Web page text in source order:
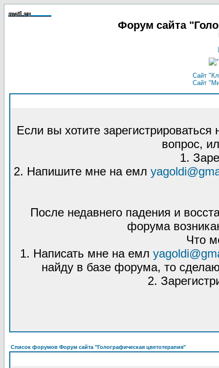
Форум сайта
Сайт
Сайт
Если вы хотите
вопрос,
1.
2. Напишите мне на емл
После недавнего падения и
форума
Что
1. Написать мне на емл
найду в базе форума, то
2.
Список форумов Форум сайта "Голографическая цветотерапия"